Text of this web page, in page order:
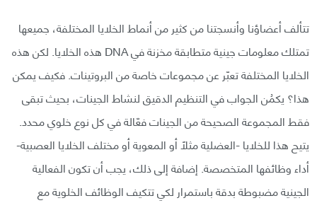
تتألف أعضاؤنا وأنسجتنا من كثير من أنماط الخلايا المختلفة، جميعها
تمتلك معلومات جينية متطابقة مخزنة في DNA هذه الخلايا. لكن هذه
الخلايا المختلفة تعبّر عن مجموعات خاصة من البروتينات. فكيف يمكن
هذا؟ يكمُن الجواب في التنظيم الدقيق لنشاط الجينات، بحيث تبقى
فقط المجموعة الصحيحة من الجينات فعّالة في كل نوع خلوي محدد.
يتيح هذا للخلايا -العضلية مثلًا أو المعوية أو مختلف الخلايا العصبية-
أداء وظائفها المتخصصة. إضافة إلى ذلك، يجب أن تكون الفعالية
الجينية مضبوطة بدقة باستمرار لكي تتكيف الوظائف الخلوية مع